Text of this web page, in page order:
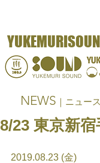
NEWS ｜ニュース
8/23 東京新宿
2019.08.23 (金)